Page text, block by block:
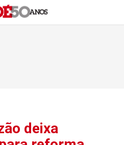
deixa